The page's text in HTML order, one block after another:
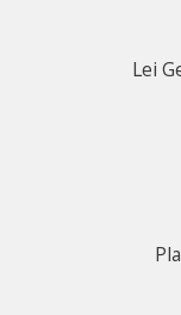
Lei